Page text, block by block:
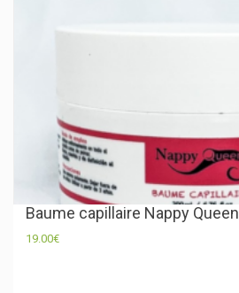
Baume capillaire Nappy Queen
19.00€